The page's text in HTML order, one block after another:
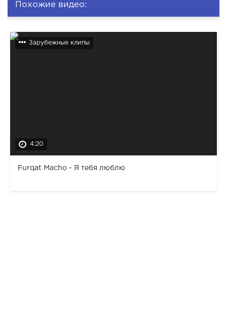
Похожие видео:
Зарубежные клипы
4:20
Furqat Macho - Я тебя люблю